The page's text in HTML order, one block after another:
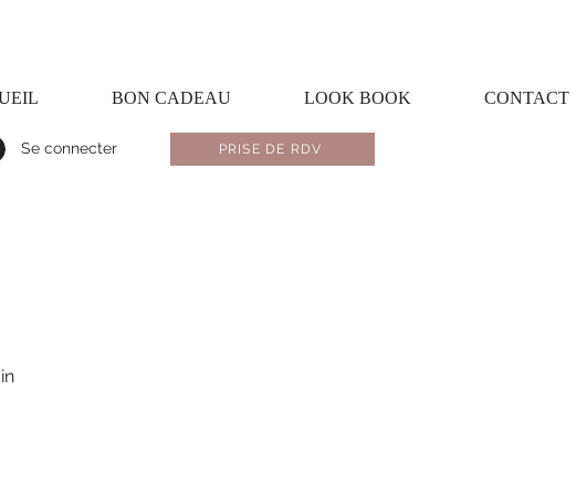
BON CADEAU LOOK BOOK CONTACT
Se connecter PRISE DE RDV